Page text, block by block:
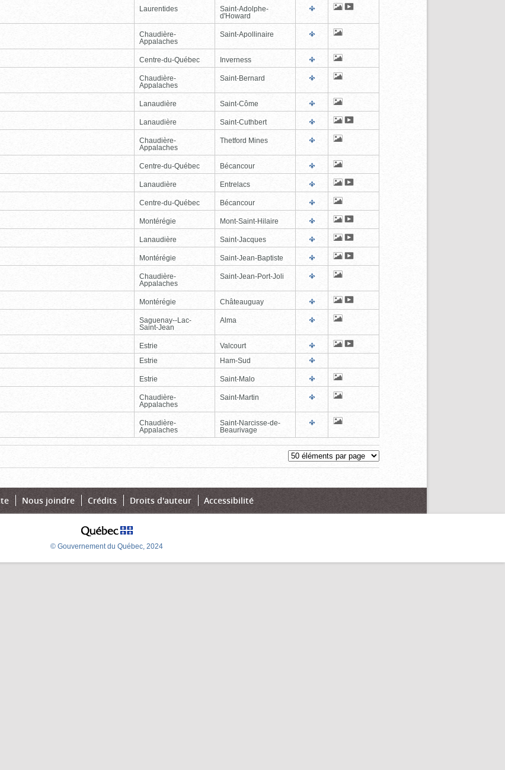
Laurentides
Saint-Adolphe-
d'Howard
Chaudière-
Appalaches
Saint-Apollinaire
Centre-du-Québec Inverness
Chaudière-
Appalaches
Saint-Bernard
Lanaudière Saint-Côme
Lanaudière Saint-Cuthbert
Chaudière-
Appalaches
Thetford Mines
Centre-du-Québec Bécancour
Lanaudière Entrelacs
Centre-du-Québec Bécancour
Montérégie Mont-Saint-Hilaire
Lanaudière Saint-Jacques
Montérégie Saint-Jean-Baptiste
Chaudière-
Appalaches
Saint-Jean-Port-Joli
Montérégie Châteauguay
Saguenay--Lac-
Saint-Jean
Alma
Estrie
Valcourt
Estrie Ham-Sud
Estrie Saint-Malo
Chaudière-
Appalaches
Saint-Martin
Chaudière-
Appalaches
Saint-Narcisse-de-
Beaurivage
Nous joindre Crédits Droits d'auteur Accessibilité
© Gouvernement du Québec, 2024